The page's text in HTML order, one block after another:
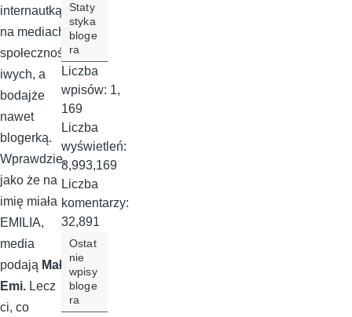
internautką
na mediach
społecznośc
iwych, a
bodajże
nawet
blogerką.
Wprawdzie,
jako że na
imię miała
EMILIA,
media
podają Mała
Emi. Lecz
ci, co
Staty
styka
bloge
ra
Liczba
wpisów: 1,
169
Liczba
wyświetleń:
8,993,169
Liczba
komentarzy:
32,891
Ostat
nie
wpisy
bloge
ra